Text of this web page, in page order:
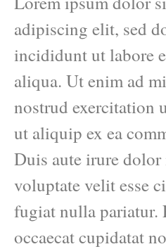
adipiscing elit, sed
incididunt ut labore
aliqua. Ut enim ad
nostrud exercitation
ut aliquip ex ea
Duis aute irure
voluptate velit esse
fugiat nulla pariatur.
occaecat cupidatat